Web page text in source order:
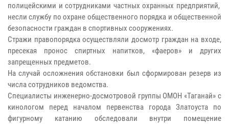
полицейскими и сотрудниками частных охранных предприятий,
несли службу по охране общественного порядка и общественной
безопасности граждан в спортивных сооружениях.
Стражи правопорядка осуществляли досмотр граждан на входе,
пресекая пронос спиртных напитков, «фаеров» и других
запрещенных предметов.
На случай осложнения обстановки был сформирован резерв из
числа сотрудников ведомства.
Специалисты инженерно-досмотровой группы ОМОН «Таганай» с
кинологом перед началом первенства города Златоуста по
фигурному катанию обследовали внутри помещение